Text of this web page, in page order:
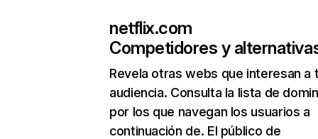
netflix.com
Competidores y
Revela otras webs que interesan a
audiencia. Consulta la lista de
por los que navegan los usuarios a
continuación de. El público de